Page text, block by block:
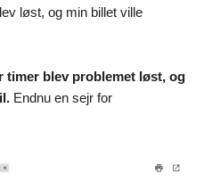
løst, og min billet ville
timer blev problemet løst, og
Endnu en sejr for